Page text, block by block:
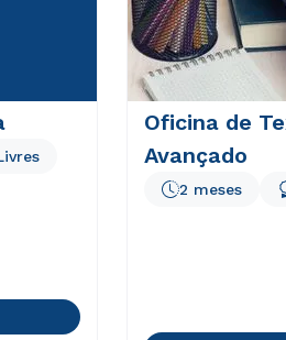
Oficina de
Avançado
2 meses